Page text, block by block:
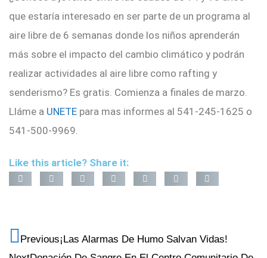
que estaría interesado en ser parte de un programa al
aire libre de 6 semanas donde los niños aprenderán
más sobre el impacto del cambio climático y podrán
realizar actividades al aire libre como rafting y
senderismo? Es gratis. Comienza a finales de marzo.
Lláme a UNETE para mas informes al 541-245-1625 o
541-500-9969.
Like this article? Share it:
Previous¡Las Alarmas De Humo Salvan Vidas!